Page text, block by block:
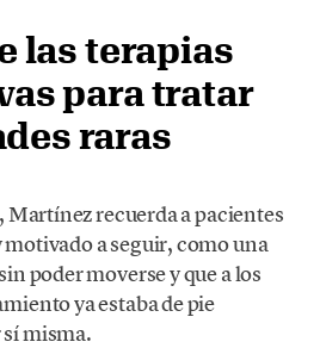
las terapias
para tratar
raras
Martínez recuerda a pacientes
a seguir, como una
poder moverse y que a los
ya estaba de pie
misma.